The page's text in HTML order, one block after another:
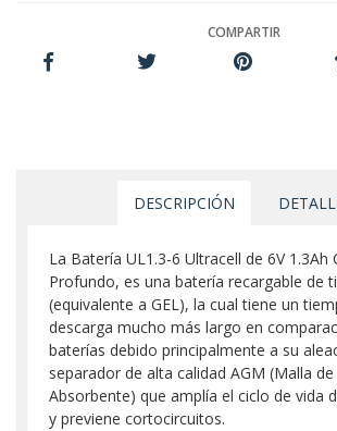
COMPARTIR
DESCRIPCIÓN
La Batería UL1.3-6 Ultracell de 6V 1.3Ah
Profundo, es una batería recargable de
(equivalente a GEL), la cual tiene un
descarga mucho más largo en
baterías debido principalmente a su
separador de alta calidad AGM (Malla
Absorbente) que amplía el ciclo de vida
y previene cortocircuitos.